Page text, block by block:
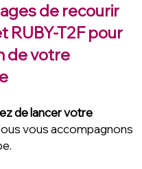
de recourir
RUBY-T2F pour
de votre
de lancer votre
us vous accompagnons